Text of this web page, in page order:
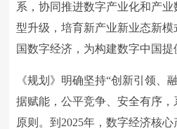
系，协同推进数字产业化和产
型升级，培育新产业新业态新
国数字经济，为构建数字中国提
《规划》明确坚持“创新引领、
据赋能，公平竞争、安全有序
原则。到2025年，数字经济核